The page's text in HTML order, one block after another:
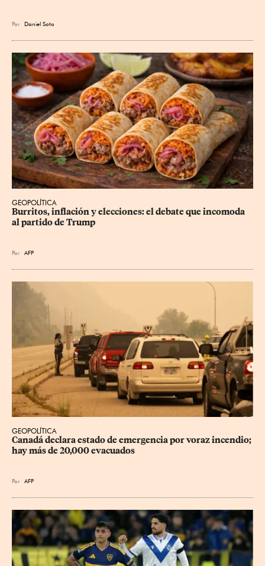
Por Daniel Soto
GEOPOLÍTICA
Burritos, inflación y elecciones: el debate que incomoda
al partido de Trump
Por AFP
GEOPOLÍTICA
Canadá declara estado de emergencia por voraz incendio;
hay más de 20,000 evacuados
Por AFP